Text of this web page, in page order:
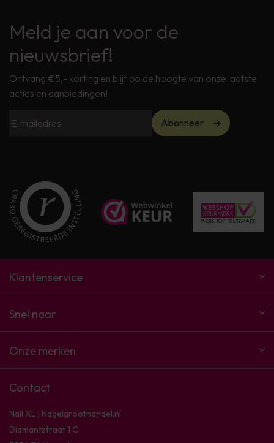
Meld je aan voor de
nieuwsbrief!
Ontvang €5,- korting en blijf op de hoogte van onze laatste
acties en aanbiedingen!
Abonneer
Klantenservice
Snel naar
Onze merken
Contact
Nail XL | Nagelgroothandel.nl
Diamantstraat 1 C